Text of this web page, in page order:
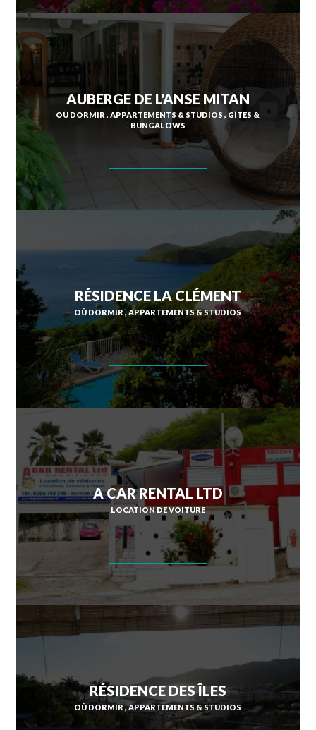
AUBERGE DE L'ANSE MITAN
OÙ DORMIR APPARTEMENTS & STUDIOS GÎTES &
BUNGALOWS
RÉSIDENCE LA CLÉMENT
OÙ DORMIR APPARTEMENTS & STUDIOS
A CAR RENTAL LTD
LOCATION DE VOITURE
RÉSIDENCE DES ÎLES
OÙ DORMIR APPARTEMENTS & STUDIOS